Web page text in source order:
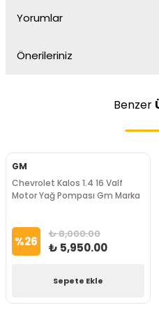
Yorumlar
Önerileriniz
Benzer
GM
Chevrolet Kalos 1.4 16 Valf
Motor Yağ Pompası Gm Marka
%26 ₺ 8,000.00
₺ 5,950.00
Sepete Ekle